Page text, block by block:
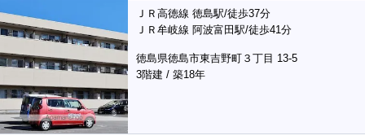
ＪＲ高徳線 徳島駅/徒歩37分
ＪＲ牟岐線 阿波富田駅/徒歩41分
徳島県徳島市東吉野町３丁目 13-5
3階建 / 築18年